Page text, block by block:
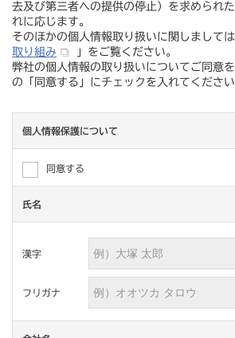
去及び第三者への提供の停止）を求められ
れに応じます。
そのほかの個人情報取り扱いに関しましては
取り組み
」をご覧ください。
弊社の個人情報の取り扱いについてご同意
の「同意する」にチェックを入れてください
個人情報保護について
同意する
氏名
漢字
フリガナ